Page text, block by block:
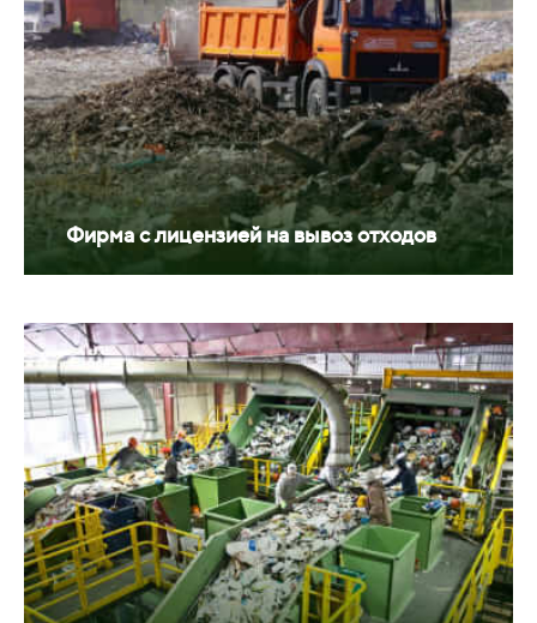
Фирма с лицензией на вывоз отходов